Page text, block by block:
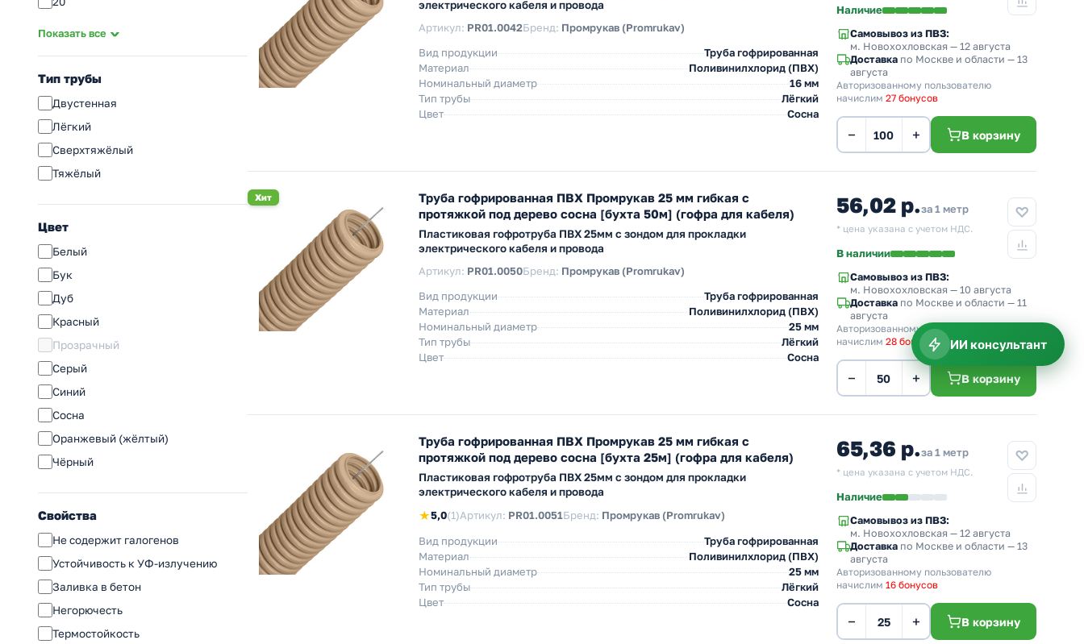
48
50
63
75
90
110
125
140
160
200
Показать все
Тип трубы
Двустенная
Лёгкий
Сверхтяжёлый
Тяжёлый
Цвет
Белый
Бук
Дуб
Красный
Прозрачный
Серый
Синий
Сосна
Оранжевый (жёлтый)
Чёрный
Свойства
Не содержит галогенов
Устойчивость к УФ-излучению
Заливка в бетон
Негорючесть
Термостойкость
электрического кабеля и провода
Артикул: PR01.0042Бренд: Промрукав (Promrukav)
Вид продукции
Труба гофрированная
Материал
Поливинилхлорид (ПВХ)
Номинальный диаметр
16 мм
Тип трубы
Лёгкий
Цвет
Сосна
Наличие
Самовывоз из ПВЗ:
м. Новохохловская — 12 августа
Доставка по Москве и области — 13
августа
Авторизованному пользователю
начислим 27 бонусов
− + В корзину
Хит
Труба гофрированная ПВХ Промрукав 25 мм гибкая с
протяжкой под дерево сосна [бухта 50м] (гофра для кабеля)
Пластиковая гофротруба ПВХ 25мм с зондом для прокладки
электрического кабеля и провода
Артикул: PR01.0050Бренд: Промрукав (Promrukav)
Вид продукции
Труба гофрированная
Материал
Поливинилхлорид (ПВХ)
Номинальный диаметр
25 мм
Тип трубы
Лёгкий
Цвет
Сосна
56,02 р.за 1 метр
* цена указана с учетом НДС.
В наличии
Самовывоз из ПВЗ:
м. Новохохловская — 10 августа
Доставка по Москве и области — 11
августа
Авторизованному пользователю
начислим 28 бонусов
− + В корзину
Труба гофрированная ПВХ Промрукав 25 мм гибкая с
протяжкой под дерево сосна [бухта 25м] (гофра для кабеля)
Пластиковая гофротруба ПВХ 25мм с зондом для прокладки
электрического кабеля и провода
★5,0(1)Артикул: PR01.0051Бренд: Промрукав (Promrukav)
Вид продукции
Труба гофрированная
Материал
Поливинилхлорид (ПВХ)
Номинальный диаметр
25 мм
Тип трубы
Лёгкий
Цвет
Сосна
65,36 р.за 1 метр
* цена указана с учетом НДС.
Наличие
Самовывоз из ПВЗ:
м. Новохохловская — 12 августа
Доставка по Москве и области — 13
августа
Авторизованному пользователю
начислим 16 бонусов
− + В корзину
ИИ консультант